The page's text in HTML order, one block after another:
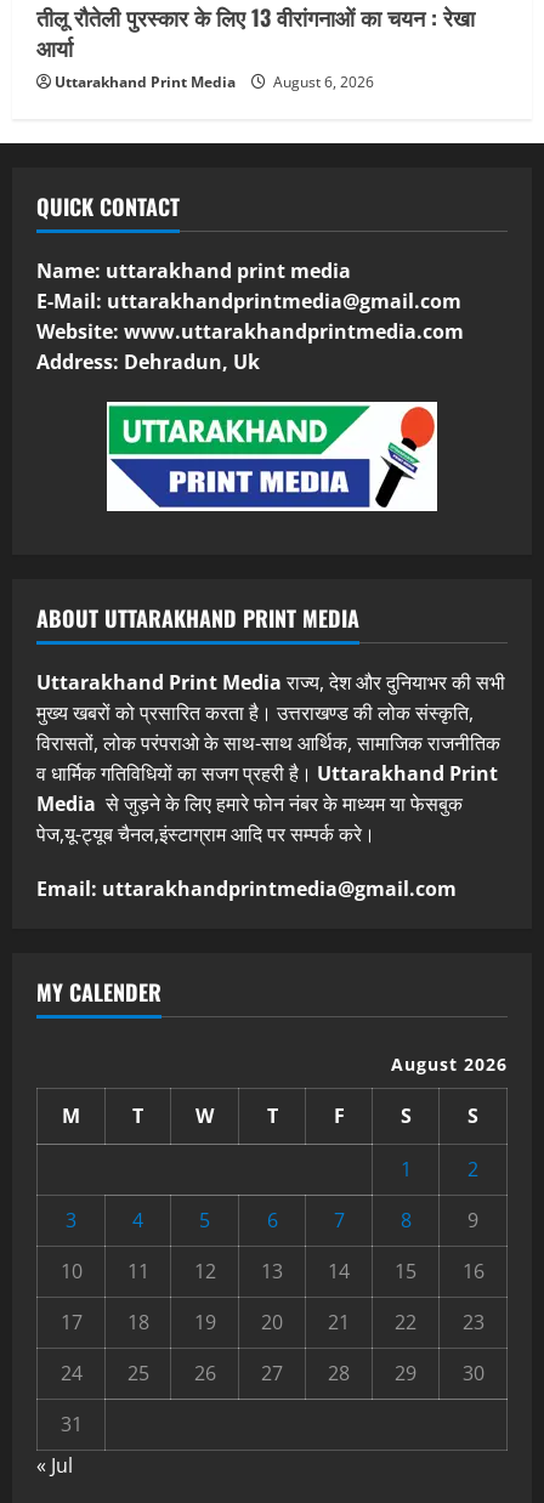
तीलू रौतेली पुरस्कार के लिए 13 वीरांगनाओं का चयन : रेखा
आर्या
Uttarakhand Print Media August 6, 2026
QUICK CONTACT
Name: uttarakhand print media
E-Mail: uttarakhandprintmedia@gmail.com
Website: www.uttarakhandprintmedia.com
Address: Dehradun, Uk
ABOUT UTTARAKHAND PRINT MEDIA
Uttarakhand Print Mediaराज्य, देश और दुनियाभर की सभी
मुख्य खबरों को प्रसारित करता है। उत्तराखण्ड की लोक संस्कृति,
विरासतों, लोक परंपराओ के साथ-साथ आर्थिक, सामाजिक राजनीतिक
व धार्मिक गतिविधियों का सजग प्रहरी है। Uttarakhand Print
Media से जुड़ने के लिए हमारे फोन नंबर के माध्यम या फेसबुक
पेज,यू-ट्यूब चैनल,इंस्टाग्राम आदि पर सम्पर्क करे।
Email: uttarakhandprintmedia@gmail.com
MY CALENDER
August 2026
M T W T F S
S
1
2
3
4 5 6 7 8
9
10
11 12 13 14 15
16
17
18 19 20 21 22
23
24
25 26 27 28 29
30
31
« Jul